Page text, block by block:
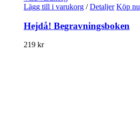
Lägg till i varukorg / Detaljer Köp nu
Hejdå! Begravningsboken
219 kr